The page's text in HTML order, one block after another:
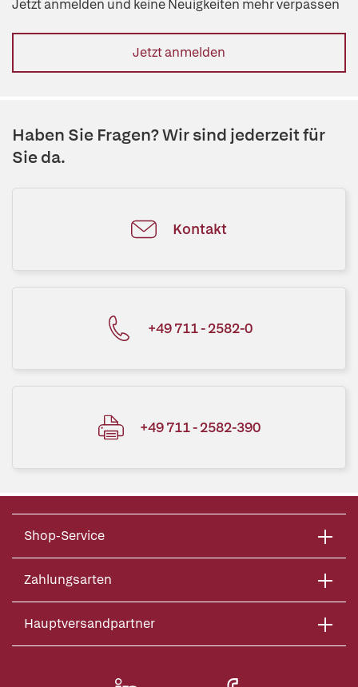
Jetzt anmelden und keine Neuigkeiten mehr verpassen
Jetzt anmelden
Haben Sie Fragen? Wir sind jederzeit für
Sie da.
Kontakt
+49 711 - 2582-0
+49 711 - 2582-390
Shop-Service
Zahlungsarten
Hauptversandpartner